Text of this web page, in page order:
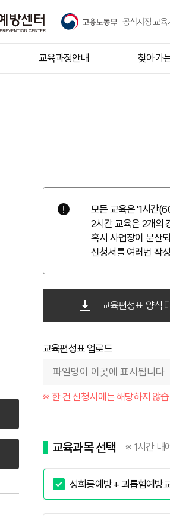
교육과정안내
아동학대예방교육
개인정보보호교육
찾아가
출강교
특별
모든 교육은 '1시간
2시간 교육은 2개의
혹시 사업장이 분산
신청서를 여러번 작
교육편성표 양식
교육편성표 업로드
한 건 신청시에는 해당하지 않
교육과목 선택 ※ 1시간 내
성희롱예방 + 괴롭힘예방